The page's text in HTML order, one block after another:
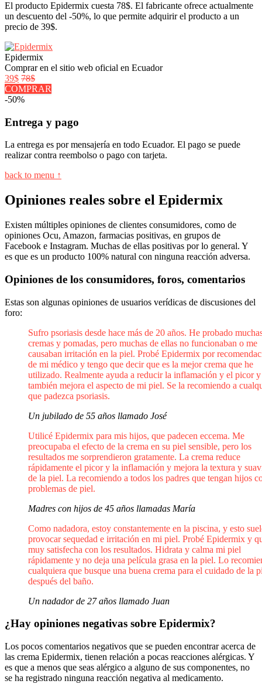
El producto Epidermix cuesta 78$. El fabricante ofrece actualmente
un descuento del -50%, lo que permite adquirir el producto a un
precio de 39$.
Epidermix
Comprar en el sitio web oficial en Ecuador
39$ 78$
COMPRAR
-50%
Entrega y pago
La entrega es por mensajería en todo Ecuador. El pago se puede
realizar contra reembolso o pago con tarjeta.
back to menu ↑
Opiniones reales sobre el Epidermix
Existen múltiples opiniones de clientes consumidores, como de
opiniones Ocu, Amazon, farmacias positivas, en grupos de
Facebook e Instagram. Muchas de ellas positivas por lo general. Y
es que es un producto 100% natural con ninguna reacción adversa.
Opiniones de los consumidores, foros, comentarios
Estas son algunas opiniones de usuarios verídicas de discusiones del
foro:
Sufro psoriasis desde hace más de 20 años. He probado
cremas y pomadas, pero muchas de ellas no funcionaban o me
causaban irritación en la piel. Probé Epidermix por
de mi médico y tengo que decir que es la mejor crema que he
utilizado. Realmente ayuda a reducir la inflamación y el picor y
también mejora el aspecto de mi piel. Se la recomiendo a
que padezca psoriasis.
Un jubilado de 55 años llamado José
Utilicé Epidermix para mis hijos, que padecen eccema. Me
preocupaba el efecto de la crema en su piel sensible, pero los
resultados me sorprendieron gratamente. La crema reduce
rápidamente el picor y la inflamación y mejora la textura y
de la piel. La recomiendo a todos los padres que tengan hijos
problemas de piel.
Madres con hijos de 45 años llamadas María
Como nadadora, estoy constantemente en la piscina, y esto
provocar sequedad e irritación en mi piel. Probé Epidermix y
muy satisfecha con los resultados. Hidrata y calma mi piel
rápidamente y no deja una película grasa en la piel. Lo
cualquiera que busque una buena crema para el cuidado de la
después del baño.
Un nadador de 27 años llamado Juan
¿Hay opiniones negativas sobre Epidermix?
Los pocos comentarios negativos que se pueden encontrar acerca de
las crema Epidermix, tienen relación a pocas reacciones alérgicas. Y
es que a menos que seas alérgico a alguno de sus componentes, no
se ha registrado ninguna reacción negativa al medicamento.